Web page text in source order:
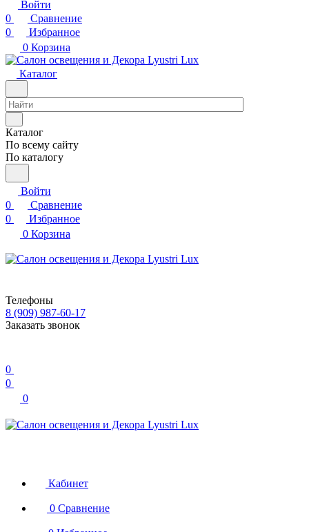
Войти
0
Сравнение
0
Избранное
0 Корзина
Каталог
Каталог
По всему сайту
По каталогу
Войти
0
Сравнение
0
Избранное
0 Корзина
Телефоны
8 (909) 987-60-17
Заказать звонок
0
0
0
Кабинет
0 Сравнение